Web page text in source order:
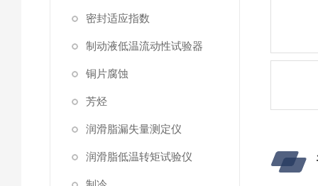
密封适应指数
制动液低温流动性试验器
铜片腐蚀
芳烃
润滑脂漏失量测定仪
润滑脂低温转矩试验仪